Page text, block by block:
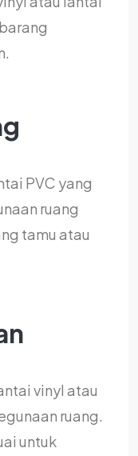
PVC yang
ruang
tamu atau
vinyl atau
ruang.
untuk